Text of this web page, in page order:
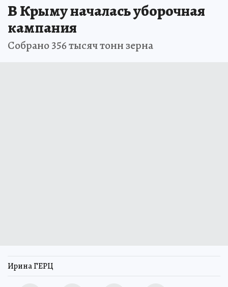
В Крыму началась уборочная
кампания
Собрано 356 тысяч тонн зерна
Ирина ГЕРЦ